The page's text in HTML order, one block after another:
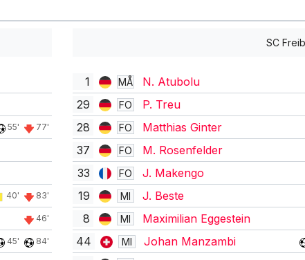
55' 77'
40' 83'
46'
45' 84'
SC
1 MÅ
N. Atubolu
29
FO
P. Treu
28
FO
Matthias Ginter
37
FO M. Rosenfelder
33 FO
J. Makengo
19
MI
J. Beste
8
MI
Maximilian Eggestein
44
MI Johan Manzambi